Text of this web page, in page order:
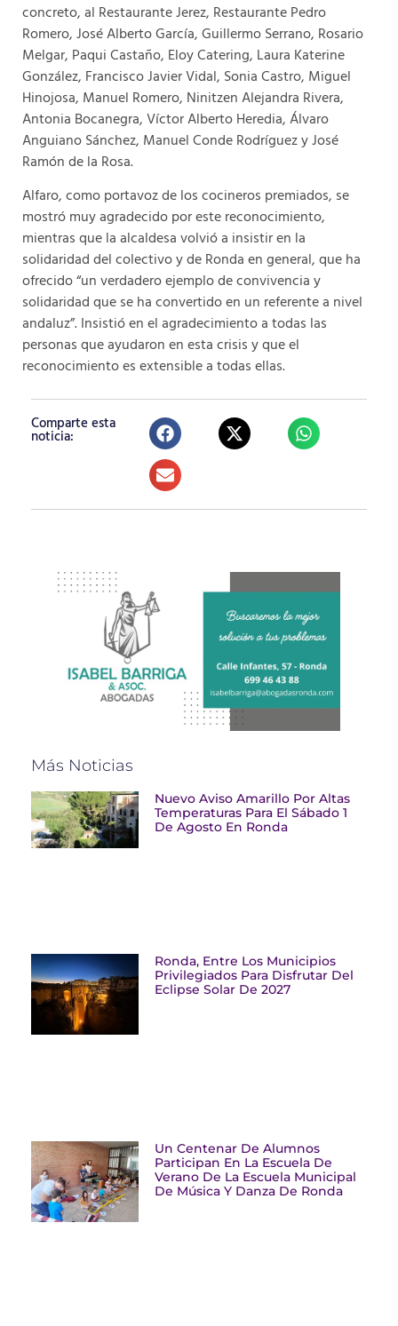
concreto, al Restaurante Jerez, Restaurante Pedro
Romero, José Alberto García, Guillermo Serrano, Rosario
Melgar, Paqui Castaño, Eloy Catering, Laura Katerine
González, Francisco Javier Vidal, Sonia Castro, Miguel
Hinojosa, Manuel Romero, Ninitzen Alejandra Rivera,
Antonia Bocanegra, Víctor Alberto Heredia, Álvaro
Anguiano Sánchez, Manuel Conde Rodríguez y José
Ramón de la Rosa.
Alfaro, como portavoz de los cocineros premiados, se
mostró muy agradecido por este reconocimiento,
mientras que la alcaldesa volvió a insistir en la
solidaridad del colectivo y de Ronda en general, que ha
ofrecido “un verdadero ejemplo de convivencia y
solidaridad que se ha convertido en un referente a nivel
andaluz”. Insistió en el agradecimiento a todas las
personas que ayudaron en esta crisis y que el
reconocimiento es extensible a todas ellas.
Comparte esta
noticia:
Más Noticias
Nuevo Aviso Amarillo Por Altas
Temperaturas Para El Sábado 1
De Agosto En Ronda
Ronda, Entre Los Municipios
Privilegiados Para Disfrutar Del
Eclipse Solar De 2027
Un Centenar De Alumnos
Participan En La Escuela De
Verano De La Escuela Municipal
De Música Y Danza De Ronda